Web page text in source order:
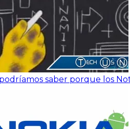
saber porque los